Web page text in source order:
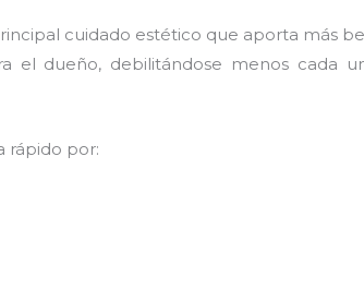
cuidado estético que aporta más
el dueño, debilitándose menos cada
rápido por: